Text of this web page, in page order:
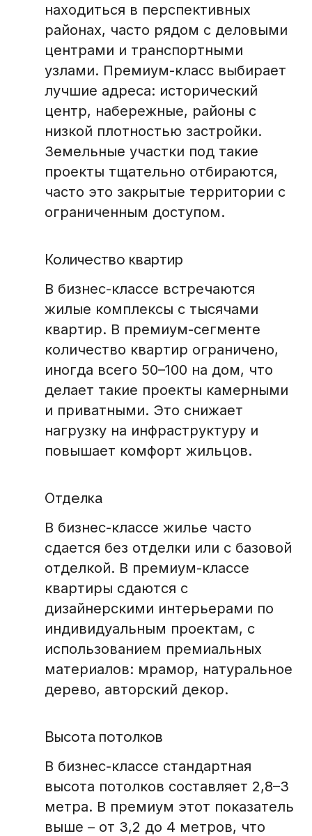
находиться в перспективных
районах, часто рядом с деловыми
центрами и транспортными
узлами. Премиум-класс выбирает
лучшие адреса: исторический
центр, набережные, районы с
низкой плотностью застройки.
Земельные участки под такие
проекты тщательно отбираются,
часто это закрытые территории с
ограниченным доступом.
Количество квартир
В бизнес-классе встречаются
жилые комплексы с тысячами
квартир. В премиум-сегменте
количество квартир ограничено,
иногда всего 50–100 на дом, что
делает такие проекты камерными
и приватными. Это снижает
нагрузку на инфраструктуру и
повышает комфорт жильцов.
Отделка
В бизнес-классе жилье часто
сдается без отделки или с базовой
отделкой. В премиум-классе
квартиры сдаются с
дизайнерскими интерьерами по
индивидуальным проектам, с
использованием премиальных
материалов: мрамор, натуральное
дерево, авторский декор.
Высота потолков
В бизнес-классе стандартная
высота потолков составляет 2,8–3
метра. В премиум этот показатель
выше – от 3,2 до 4 метров, что